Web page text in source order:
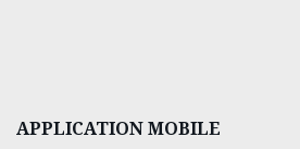
APPLICATION MOBILE